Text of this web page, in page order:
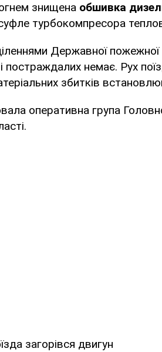
знищена обшивка
турбокомпресора
Державної
постраждалих немає. Рух
збитків
оперативна група
загорівся двигун